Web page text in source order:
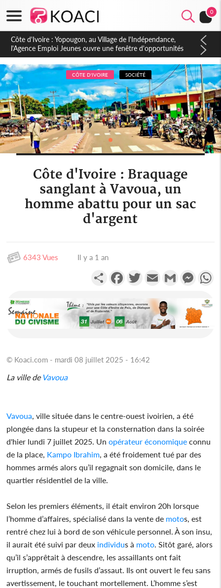
0
Côte d'Ivoire : CHU de Treichville, après la fronde, les agents
contractuels obtiennent un accord avec la direction sur les
arriérés du SMIG 2023
CÔTE D'IVOIRE SOCIÉTÉ
Côte d'Ivoire : Braquage
sanglant à Vavoua, un
homme abattu pour un sac
d'argent
6343 Vues Il y a 1 an
PartagerFacebookTwitterEmail Gmail
© Koaci.com - mardi 08 juillet 2025 - 16:42
La ville de Vavoua
Vavoua, ville située dans le centre-ouest ivoirien, a été
plongée dans la stupeur et la consternation dans la soirée
d'hier lundi 7 juillet 2025. Unopérateur économique connu
de la place, Kampo Ibrahim, a été froidement tué par des
hommes armés alors qu’il regagnait son domicile, dans le
quartier résidentiel de la ville.
Selon les premiers éléments, il était environ 20h lorsque
l’homme d’affaires, spécialisé dans la vente de motos, est
rentré chez lui à bord de son véhicule personnel. À son insu,
il aurait été suivi par deux individus à moto. Sitôt garé, alors
qu’il s’apprêtait à descendre, les assaillants ont fait
irruption, armés de fusils d’assaut. Ils ont ouvert le feu sans
avertissement, le touchant mortellement. L’homme s’est